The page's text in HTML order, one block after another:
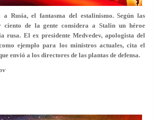
a Rusia, el fantasma del estalinismo. Según las
ciento de la gente considera a Stalin un héroe
rusa. El ex presidente Medvedev, apologista del
ejemplo para los ministros actuales, cita el
envió a los directores de las plantas de defensa.